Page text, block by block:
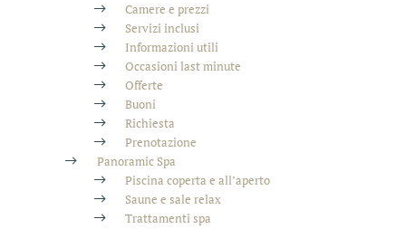
Camere e prezzi
Servizi inclusi
Informazioni utili
Occasioni last minute
Offerte
Buoni
Richiesta
Prenotazione
Panoramic Spa
Piscina coperta e all’aperto
Saune e sale relax
Trattamenti spa